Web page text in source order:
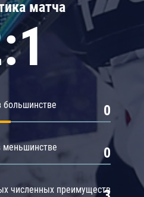
матча
0
0
численных преимуществ